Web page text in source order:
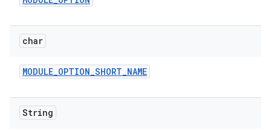
char
MODULE_OPTION_SHORT_NAME
String